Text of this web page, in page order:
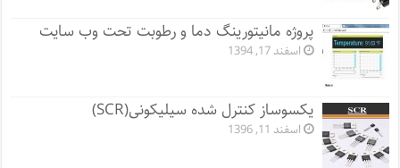
پروژه مانيتورينگ دما و رطوبت تحت وب سایت
اسفند 17, 1394
یکسوساز کنترل شده سیلیکونی(SCR)
اسفند 11, 1396